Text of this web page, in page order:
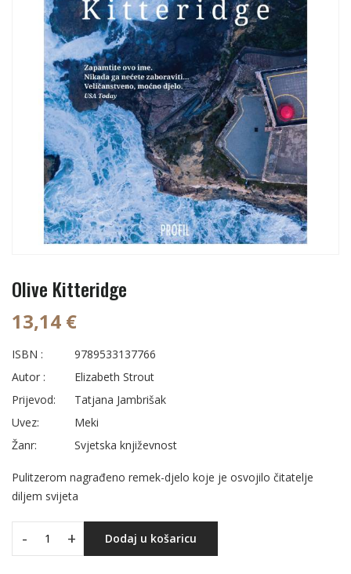
Olive Kitteridge
13,14 €
ISBN :
9789533137766
Autor :
Elizabeth Strout
Prijevod:
Tatjana Jambrišak
Uvez:
Meki
Žanr:
Svjetska književnost
Pulitzerom nagrađeno remek-djelo koje je osvojilo čitatelje
diljem svijeta
- + Dodaj u košaricu